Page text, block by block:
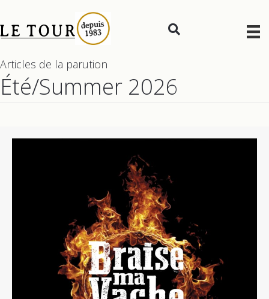
Articles de la parution
Été/Summer 2026